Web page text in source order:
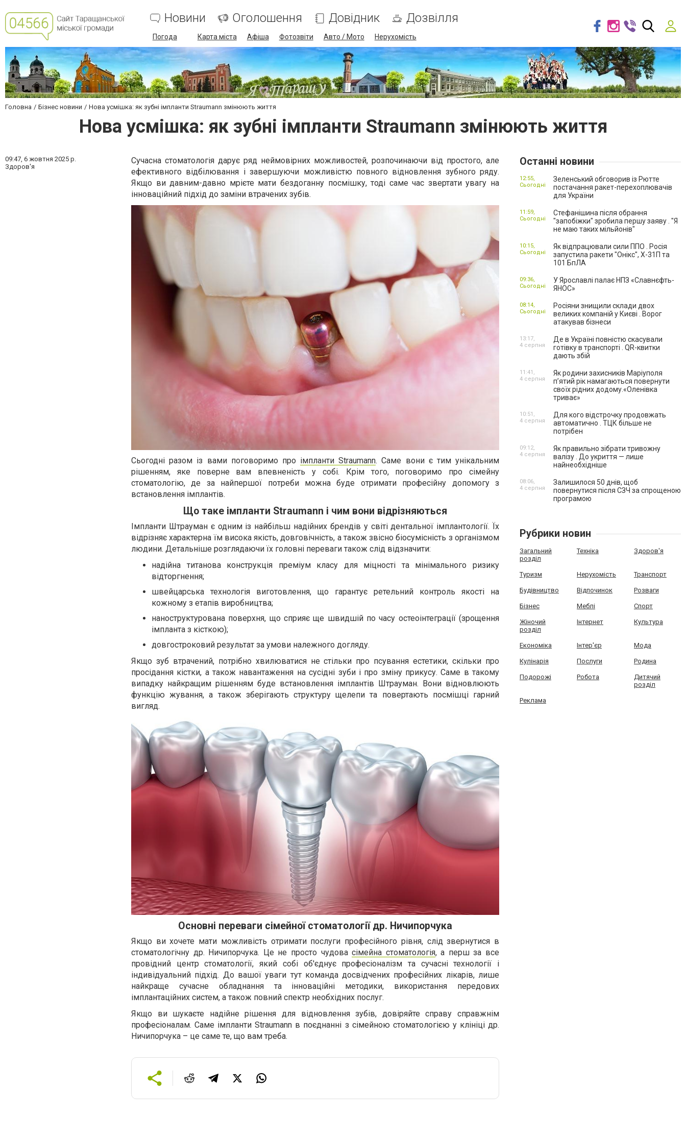
Новини Оголошення Довідник Дозвілля
Погода Карта міста Афіша Фотозвіти Авто / Мото Нерухомість
Головна Бізнес новини Нова усмішка: як зубні імпланти Straumann змінюють життя
Нова усмішка: як зубні імпланти Straumann змінюють життя
09:47, 6 жовтня 2025 р.
Здоров'я
Сучасна стоматологія дарує ряд неймовірних можливостей, розпочинаючи від простого, але
ефективного відбілювання і завершуючи можливістю повного відновлення зубного ряду.
Якщо ви давним-давно мрієте мати бездоганну посмішку, тоді саме час звертати увагу на
інноваційний підхід до заміни втрачених зубів.
Сьогодні разом із вами поговоримо про імпланти Straumann. Саме вони є тим унікальним
рішенням, яке поверне вам впевненість у собі. Крім того, поговоримо про сімейну
стоматологію, де за найпершої потреби можна буде отримати професійну допомогу з
встановлення імплантів.
Що таке імпланти Straumann і чим вони відрізняються
Імпланти Штрауман є одним із найбільш надійних брендів у світі дентальної імплантології. Їх
відрізняє характерна їм висока якість, довговічність, а також звісно біосумісність з організмом
людини. Детальніше розглядаючи їх головні переваги також слід відзначити:
надійна титанова конструкція преміум класу для міцності та мінімального ризику
відторгнення;
швейцарська технологія виготовлення, що гарантує ретельний контроль якості на
кожному з етапів виробництва;
наноструктурована поверхня, що сприяє ще швидшій по часу остеоінтеграції (зрощення
імпланта з кісткою);
довгостроковий результат за умови належного догляду.
Якщо зуб втрачений, потрібно хвилюватися не стільки про псування естетики, скільки про
просідання кістки, а також навантаження на сусідні зуби і про зміну прикусу. Саме в такому
випадку найкращим рішенням буде встановлення імплантів Штрауман. Вони відновлюють
функцію жування, а також зберігають структуру щелепи та повертають посмішці гарний
вигляд.
Основні переваги сімейної стоматології др. Ничипорчука
Якщо ви хочете мати можливість отримати послуги професійного рівня, слід звернутися в
стоматологічну др. Ничипорчука. Це не просто чудовасімейна стоматологія, а перш за все
провідний центр стоматології, який собі об'єднує професіоналізм та сучасні технології і
індивідуальний підхід. До вашої уваги тут команда досвідчених професійних лікарів, лише
найкраще сучасне обладнання та інноваційні методики, використання передових
імплантаційних систем, а також повний спектр необхідних послуг.
Якщо ви шукаєте надійне рішення для відновлення зубів, довіряйте справу справжнім
професіоналам. Саме імпланти Straumann в поєднанні з сімейною стоматологією у клініці др.
Ничипорчука – це саме те, що вам треба.
Останні новини
Зеленський обговорив із Рютте
постачання ракет-перехоплювачів
для України
12:55,
Сьогодні
Стефанішина після обрання
"запобіжки" зробила першу заяву . "Я
не маю таких мільйонів"
11:59,
Сьогодні
Як відпрацювали сили ППО . Росія
запустила ракети "Онікс", Х-31П та
101 БпЛА
10:15,
Сьогодні
У Ярославлі палає НПЗ «Славнєфть-
ЯНОС»
09:36,
Сьогодні
Росіяни знищили склади двох
великих компаній у Києві . Ворог
атакував бізнеси
08:14,
Сьогодні
Де в Україні повністю скасували
готівку в транспорті . QR-квитки
дають збій
13:17,
4 серпня
Як родини захисників Маріуполя
пʼятий рік намагаються повернути
своїх рідних додому.«Оленівка
триває»
11:41,
4 серпня
Для кого відстрочку продовжать
автоматично . ТЦК більше не
потрібен
10:51,
4 серпня
Як правильно зібрати тривожну
валізу . До укриття — лише
найнеобхідніше
09:12,
4 серпня
Залишилося 50 днів, щоб
повернутися після СЗЧ за спрощеною
програмою
08:06,
4 серпня
Рубрики новин
Загальний
розділ
Техніка Здоров'я
Туризм Нерухомість Транспорт
Будівництво Відпочинок Розваги
Бізнес Меблі Спорт
Жіночий
розділ
Інтернет Культура
Економіка Інтер'єр Мода
Кулінарія Послуги Родина
Подорожі Робота
Дитячий
розділ
Реклама